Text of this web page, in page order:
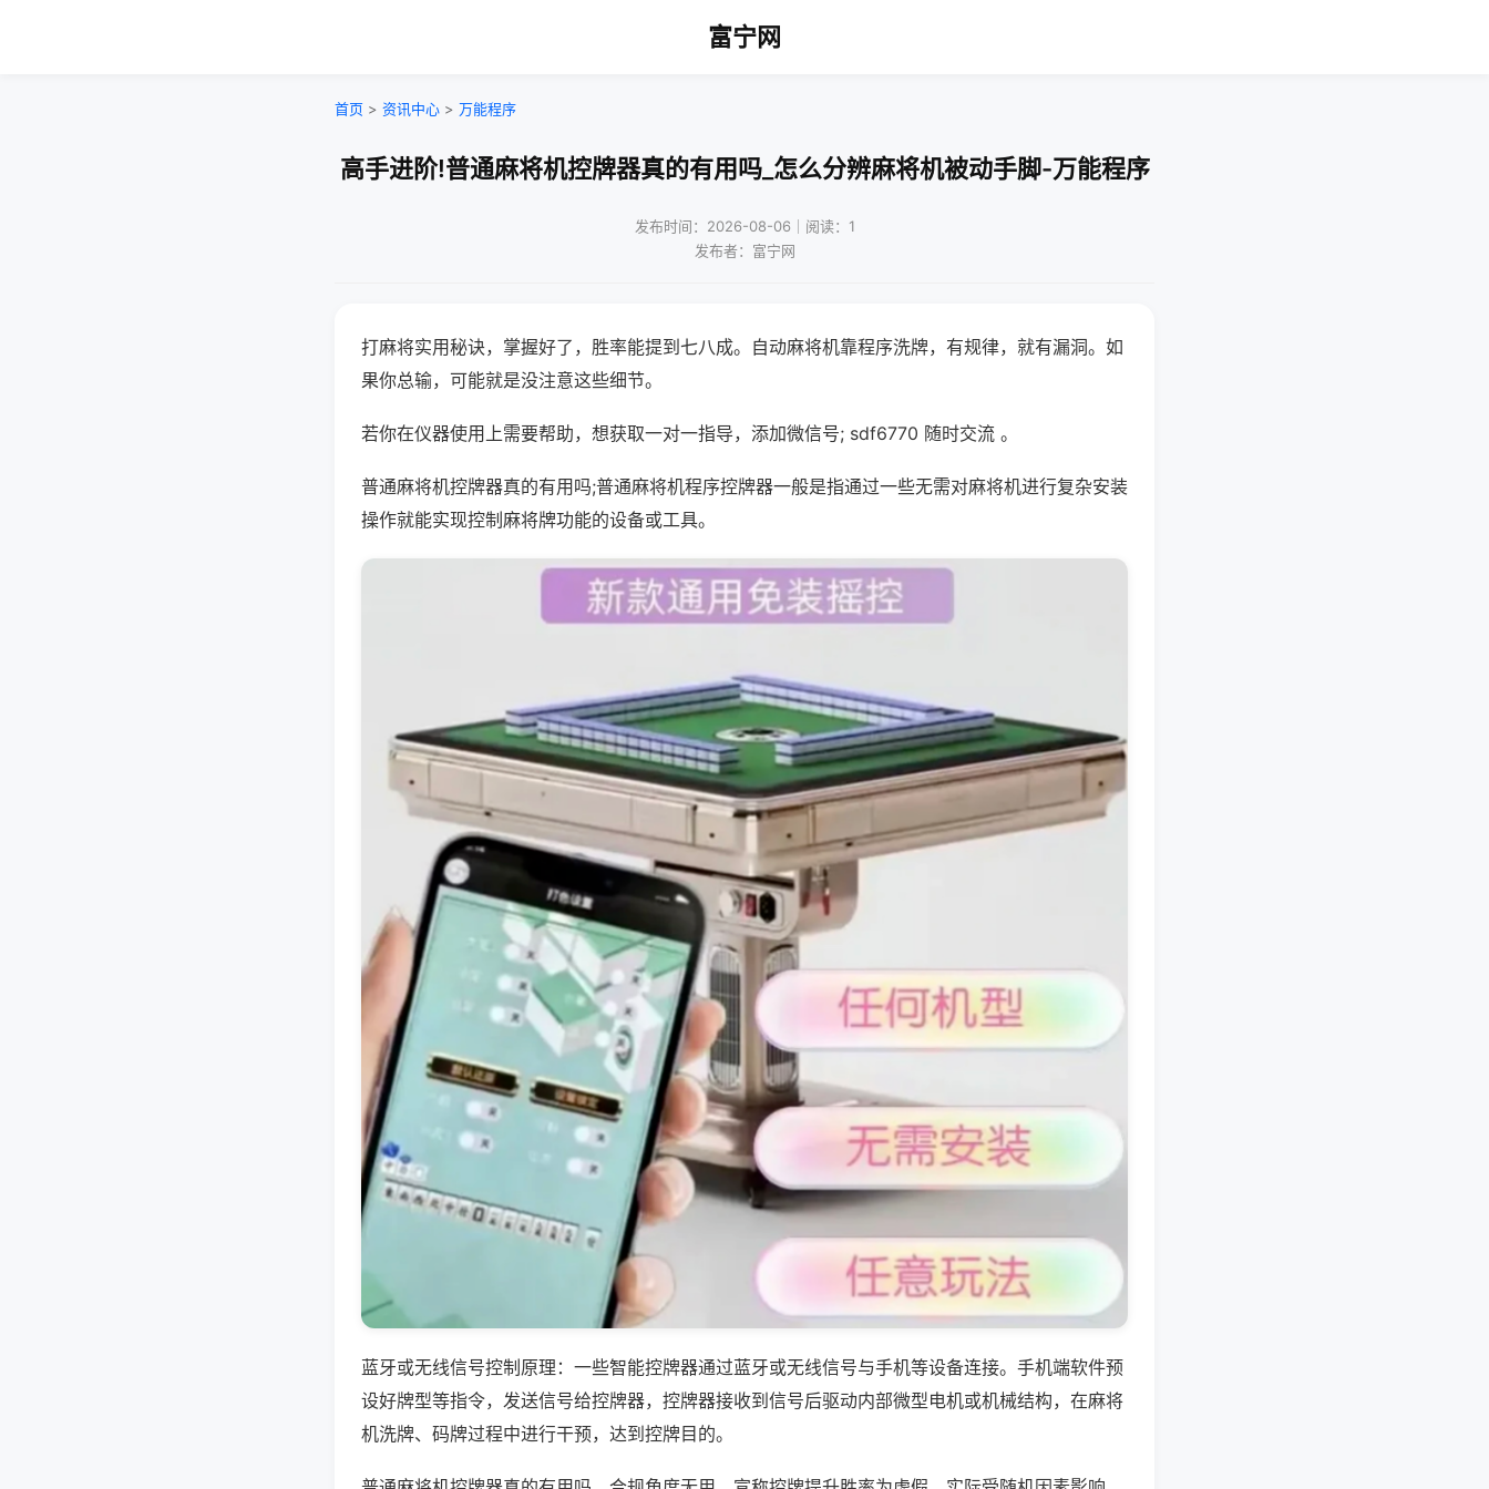
富宁网
首页 > 资讯中心 > 万能程序
高手进阶!普通麻将机控牌器真的有用吗_怎么分辨麻将机被动手脚-万能程序
发布时间：2026-08-06｜阅读：1
发布者：富宁网
打麻将实用秘诀，掌握好了，胜率能提到七八成。自动麻将机靠程序洗牌，有规律，就有漏洞。如
果你总输，可能就是没注意这些细节。
若你在仪器使用上需要帮助，想获取一对一指导，添加微信号; sdf6770 随时交流 。
普通麻将机控牌器真的有用吗;普通麻将机程序控牌器一般是指通过一些无需对麻将机进行复杂安装
操作就能实现控制麻将牌功能的设备或工具。
蓝牙或无线信号控制原理：一些智能控牌器通过蓝牙或无线信号与手机等设备连接。手机端软件预
设好牌型等指令，发送信号给控牌器，控牌器接收到信号后驱动内部微型电机或机械结构，在麻将
机洗牌、码牌过程中进行干预，达到控牌目的。